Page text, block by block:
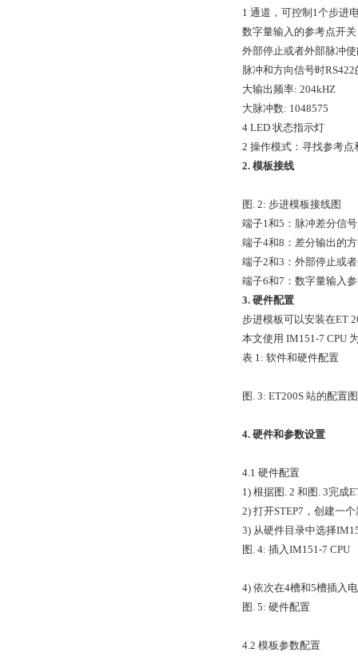
1 通道，可控制1个步进
数字量输入的参考点开关
外部停止或者外部脉冲
脉冲和方向信号时
大输出频率: 204kHZ
大脉冲数: 1048575
4 LED 状态指示灯
2 操作模式：寻找参考点
2. 模板接线
图. 2: 步进模板接线图
端子1和5：脉冲差分信号
端子4和8：差分输出的
端子2和3：外部停止或
端子6和7：数字量输入
3. 硬件配置
步进模板可以安装在ET
本文使用 IM151-7 CPU
表 1: 软件和硬件配置
图. 3: ET200S 站的配置图
4. 硬件和参数设置
4.1 硬件配置
1) 根据图. 2 和图. 3完成
2) 打开STEP7，创建一
3) 从硬件目录中选择
图. 4: 插入IM151-7 CPU
4) 依次在4槽和5槽插入
图. 5: 硬件配置
4.2 模板参数配置